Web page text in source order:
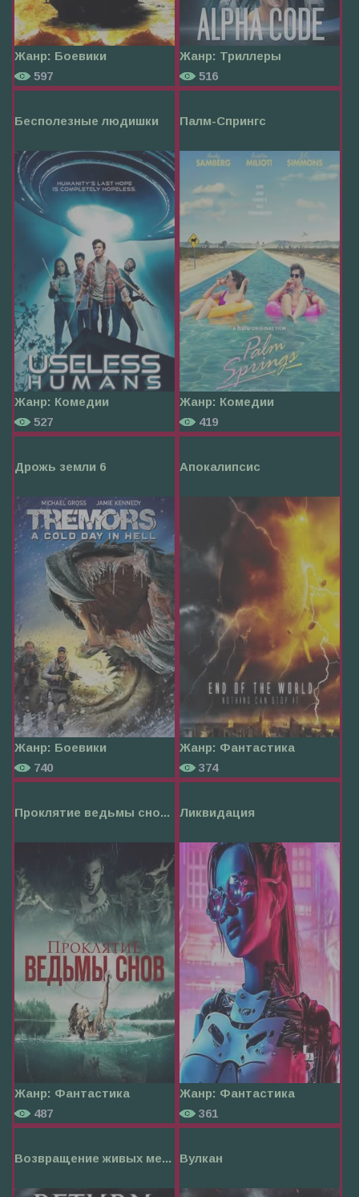
Жанр: Боевики
597
Жанр: Триллеры
516
Бесполезные людишки
Жанр: Комедии
527
Палм-Спрингс
Жанр: Комедии
419
Дрожь земли 6
Жанр: Боевики
740
Апокалипсис
Жанр: Фантастика
374
Проклятие ведьмы сно...
Жанр: Фантастика
487
Ликвидация
Жанр: Фантастика
361
Возвращение живых ме... Вулкан